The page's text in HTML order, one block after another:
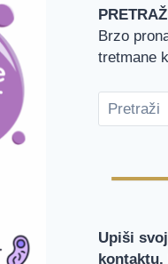
Brzo
tretmane
Upiši